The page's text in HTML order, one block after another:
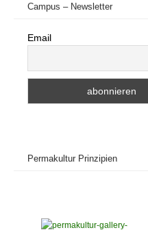
Campus – Newsletter
Email
Permakultur Prinzipien